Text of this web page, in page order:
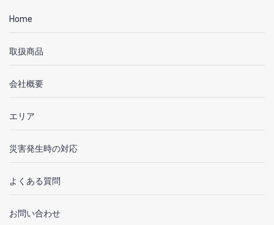
Home
取扱商品
会社概要
エリア
災害発生時の対応
よくある質問
お問い合わせ